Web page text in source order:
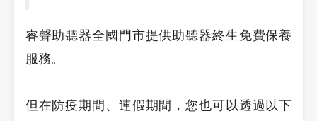
睿聲助聽器全國門市提供助聽器終生免費保養
服務。
但在防疫期間、連假期間，您也可以透過以下